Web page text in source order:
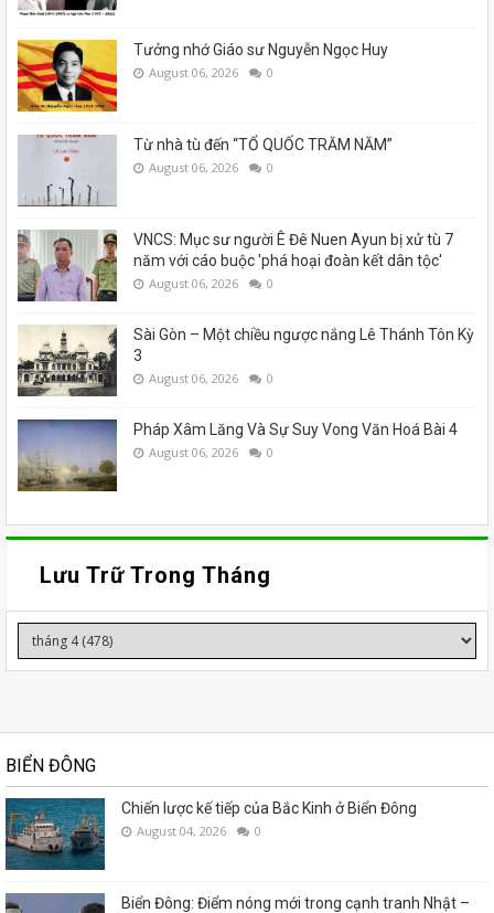
Tưởng nhớ Giáo sư Nguyễn Ngọc Huy
August 06, 2026 0
Từ nhà tù đến “TỔ QUỐC TRĂM NĂM”
August 06, 2026 0
VNCS: Mục sư người Ê Đê Nuen Ayun bị xử tù 7
năm với cáo buộc 'phá hoại đoàn kết dân tộc'
August 06, 2026 0
Sài Gòn – Một chiều ngược nắng Lê Thánh Tôn Kỳ
3
August 06, 2026 0
Pháp Xâm Lăng Và Sự Suy Vong Văn Hoá Bài 4
August 06, 2026 0
Lưu Trữ Trong Tháng
BIỂN ĐÔNG
Chiến lược kế tiếp của Bắc Kinh ở Biển Đông
August 04, 2026 0
Biển Đông: Điểm nóng mới trong cạnh tranh Nhật –